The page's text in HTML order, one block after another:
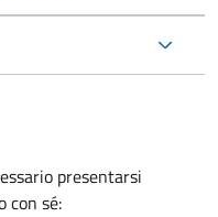
presentarsi
con sé: